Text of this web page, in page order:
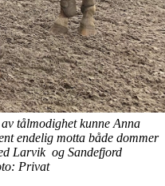
tålmodighet kunne Anna
endelig motta både dommer
Larvik og Sandefjord
Privat